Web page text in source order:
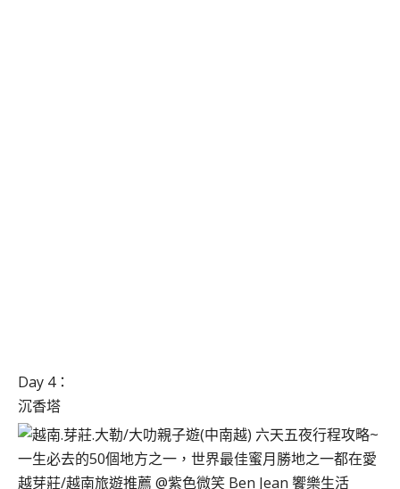
Day 4：
沉香塔